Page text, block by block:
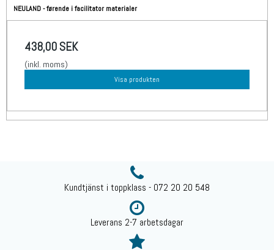
NEULAND - førende i facilitator materialer
438,00 SEK
(inkl. moms)
Visa produkten
Kundtjänst i toppklass - 072 20 20 548
Leverans 2-7 arbetsdagar